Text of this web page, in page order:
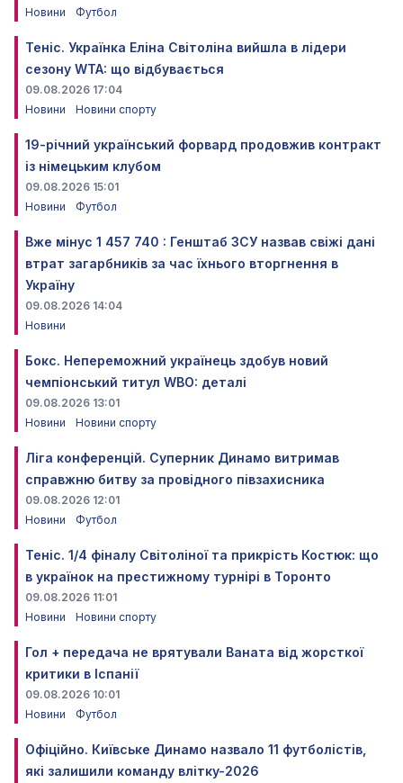
Новини
Футбол
Теніс. Українка Еліна Світоліна вийшла в лідери
сезону WTA: що відбувається
09.08.2026 17:04
Новини
Новини спорту
19-річний український форвард продовжив контракт
із німецьким клубом
09.08.2026 15:01
Новини
Футбол
Вже мінус 1 457 740 : Генштаб ЗСУ назвав свіжі дані
втрат загарбників за час їхнього вторгнення в
Україну
09.08.2026 14:04
Новини
Бокс. Непереможний українець здобув новий
чемпіонський титул WBO: деталі
09.08.2026 13:01
Новини
Новини спорту
Ліга конференцій. Суперник Динамо витримав
справжню битву за провідного півзахисника
09.08.2026 12:01
Новини
Футбол
Теніс. 1/4 фіналу Світоліної та прикрість Костюк: що
в українок на престижному турнірі в Торонто
09.08.2026 11:01
Новини
Новини спорту
Гол + передача не врятували Ваната від жорсткої
критики в Іспанії
09.08.2026 10:01
Новини
Футбол
Офіційно. Київське Динамо назвало 11 футболістів,
які залишили команду влітку-2026